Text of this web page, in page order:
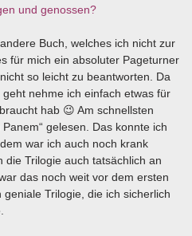
und genossen?
Buch, welches ich nicht zur
für mich ein absoluter Pageturner
so leicht zu beantworten. Da
nehme ich einfach etwas für
hab 😉 Am schnellsten
gelesen. Das konnte ich
war ich auch noch krank
Trilogie auch tatsächlich an
das noch weit vor dem ersten
Trilogie, die ich sicherlich